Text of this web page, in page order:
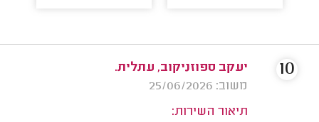
יעקב ספוזניקוב, עתלית.
משוב: 25/06/2026
תיאור השירות:
10